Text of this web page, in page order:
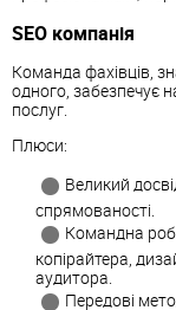
SEO компанія
Команда фахівців,
одного, забезпечує
послуг.
Плюси:
Великий
спрямованості.
Командна
копірайтера,
аудитора.
Передові